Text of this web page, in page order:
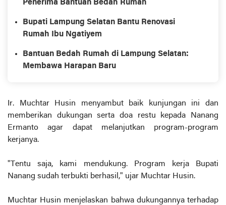
Penerima Bantuan Bedah Rumah
Bupati Lampung Selatan Bantu Renovasi
Rumah Ibu Ngatiyem
Bantuan Bedah Rumah di Lampung Selatan:
Membawa Harapan Baru
Ir. Muchtar Husin menyambut baik kunjungan ini dan
memberikan dukungan serta doa restu kepada Nanang
Ermanto agar dapat melanjutkan program-program
kerjanya.
"Tentu saja, kami mendukung. Program kerja Bupati
Nanang sudah terbukti berhasil," ujar Muchtar Husin.
Muchtar Husin menjelaskan bahwa dukungannya terhadap